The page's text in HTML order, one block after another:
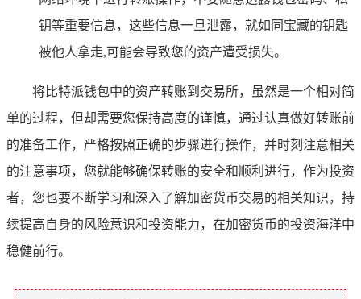
钥等重要信息，这些信息一旦泄露，就如同宝藏的钥匙
被他人拿走,可能会导致您的资产遭受损失。
将比特派钱包中的资产转账到交易所，虽然是一个相对简
单的过程，但却需要您保持高度的谨慎，通过认真做好转账前
的准备工作，严格按照正确的步骤进行操作，并时刻注意相关
的注意事项，您就能够确保转账的安全和顺利进行，作为投资
者，您也要不断学习和深入了解加密货币交易的相关知识，持
续提高自身的风险意识和投资能力，在加密货币的投资海洋中
稳健前行。